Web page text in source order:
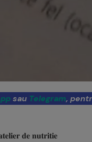
sau Telegram,
𝐝𝐞 𝐧𝐮𝐭𝐫𝐢𝐭𝐢𝐞